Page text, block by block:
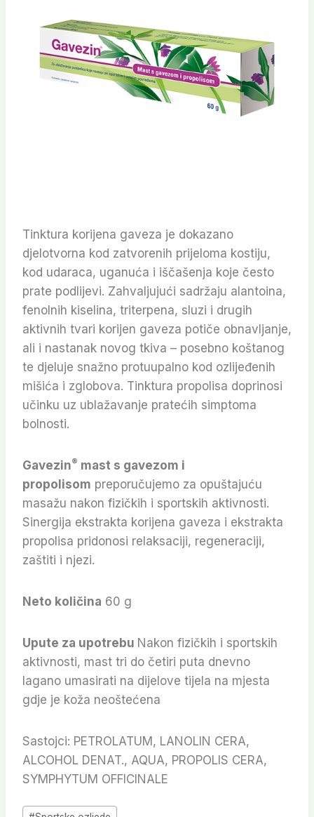
Tinktura korijena gaveza je dokazano
djelotvorna kod zatvorenih prijeloma kostiju,
kod udaraca, uganuća i iščašenja koje često
prate podlijevi. Zahvaljujući sadržaju alantoina,
fenolnih kiselina, triterpena, sluzi i drugih
aktivnih tvari korijen gaveza potiče obnavljanje,
ali i nastanak novog tkiva – posebno koštanog
te djeluje snažno protuupalno kod ozlijeđenih
mišića i zglobova. Tinktura propolisa doprinosi
učinku uz ublažavanje pratećih simptoma
bolnosti.
Gavezin® mast s gavezom i
propolisom preporučujemo za opuštajuću
masažu nakon fizičkih i sportskih aktivnosti.
Sinergija ekstrakta korijena gaveza i ekstrakta
propolisa pridonosi relaksaciji, regeneraciji,
zaštiti i njezi.
Neto količina 60 g
Upute za upotrebu Nakon fizičkih i sportskih
aktivnosti, mast tri do četiri puta dnevno
lagano umasirati na dijelove tijela na mjesta
gdje je koža neoštećena
Sastojci: PETROLATUM, LANOLIN CERA,
ALCOHOL DENAT., AQUA, PROPOLIS CERA,
SYMPHYTUM OFFICINALE
Post